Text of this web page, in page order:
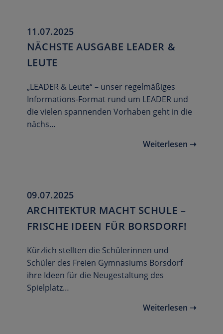
11.07.2025
NÄCHSTE AUSGABE LEADER &
LEUTE
„LEADER & Leute“ – unser regelmäßiges
Informations-Format rund um LEADER und
die vielen spannenden Vorhaben geht in die
nächs…
Weiterlesen ➝
09.07.2025
ARCHITEKTUR MACHT SCHULE –
FRISCHE IDEEN FÜR BORSDORF!
Kürzlich stellten die Schülerinnen und
Schüler des Freien Gymnasiums Borsdorf
ihre Ideen für die Neugestaltung des
Spielplatz…
Weiterlesen ➝